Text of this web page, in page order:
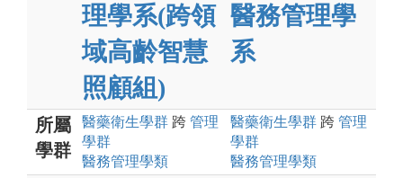
理學系(跨領
域高齡智慧
照顧組)
醫務管理學
系
所屬
學群
醫藥衛生學群 跨 管理
學群
醫務管理學類
醫藥衛生學群 跨 管理
學群
醫務管理學類